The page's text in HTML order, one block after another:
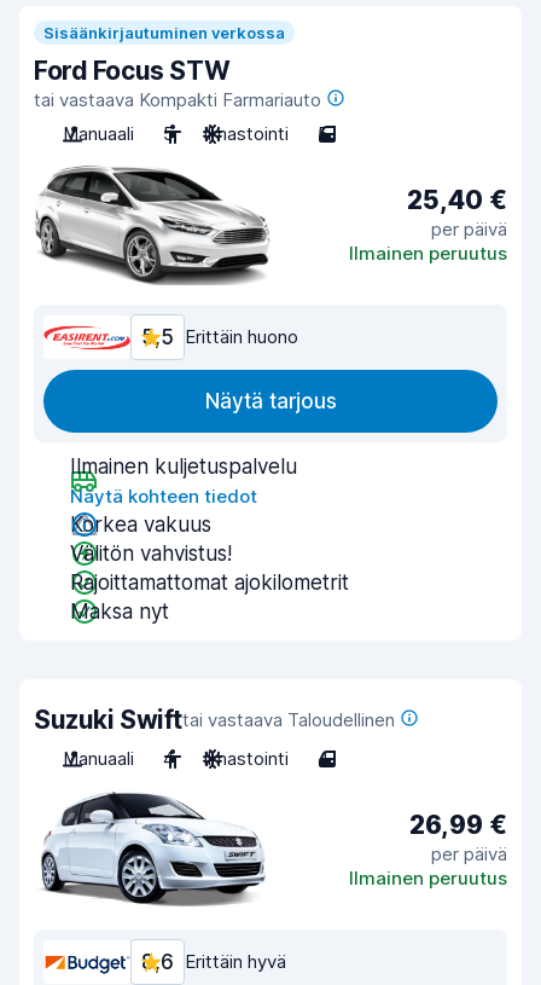
Sisäänkirjautuminen verkossa
Ford Focus STW
tai vastaava Kompakti Farmariauto
Manuaali
5 Ilmastointi 5
25,40 €
per päivä
Ilmainen peruutus
5,5 Erittäin huono
Näytä tarjous
Ilmainen kuljetuspalvelu
Näytä kohteen tiedot
Korkea vakuus
Välitön vahvistus!
Rajoittamattomat ajokilometrit
Maksa nyt
Suzuki Swifttai vastaava Taloudellinen
Manuaali
4 Ilmastointi 4
26,99 €
per päivä
Ilmainen peruutus
8,6 Erittäin hyvä